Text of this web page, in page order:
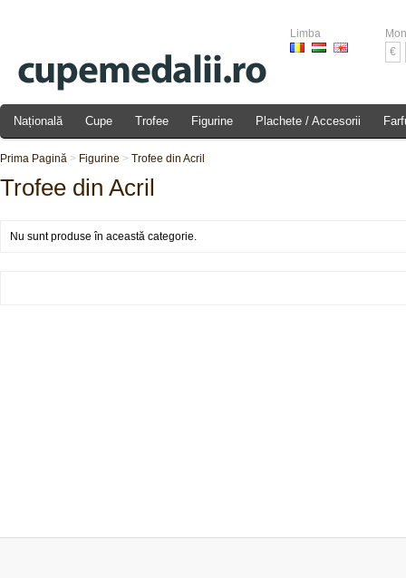
Limba
€
Națională Cupe Trofee Figurine Plachete / Accesorii
Prima Pagină > Figurine > Trofee din Acril
Trofee din Acril
Nu sunt produse în această categorie.